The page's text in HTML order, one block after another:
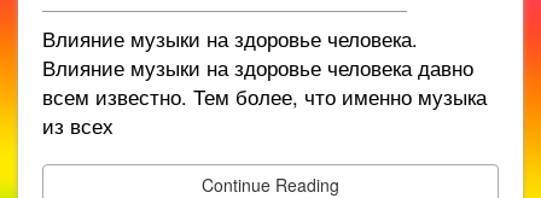
Влияние музыки на здоровье человека.
Влияние музыки на здоровье человека давно
всем известно. Тем более, что именно музыка
из всех
Continue Reading